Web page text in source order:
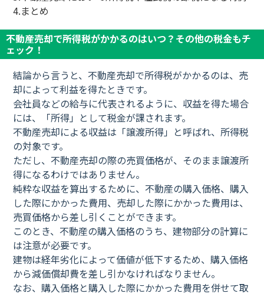
4.まとめ
不動産売却で所得税がかかるのはいつ？その他の税金もチ
ェック！
結論から言うと、不動産売却で所得税がかかるのは、売
却によって利益を得たときです。
会社員などの給与に代表されるように、収益を得た場合
には、「所得」として税金が課されます。
不動産売却による収益は「譲渡所得」と呼ばれ、所得税
の対象です。
ただし、不動産売却の際の売買価格が、そのまま譲渡所
得になるわけではありません。
純粋な収益を算出するために、不動産の購入価格、購入
した際にかかった費用、売却した際にかかった費用は、
売買価格から差し引くことができます。
このとき、不動産の購入価格のうち、建物部分の計算に
は注意が必要です。
建物は経年劣化によって価値が低下するため、購入価格
から減価償却費を差し引かなければなりません。
なお、購入価格と購入した際にかかった費用を併せて取